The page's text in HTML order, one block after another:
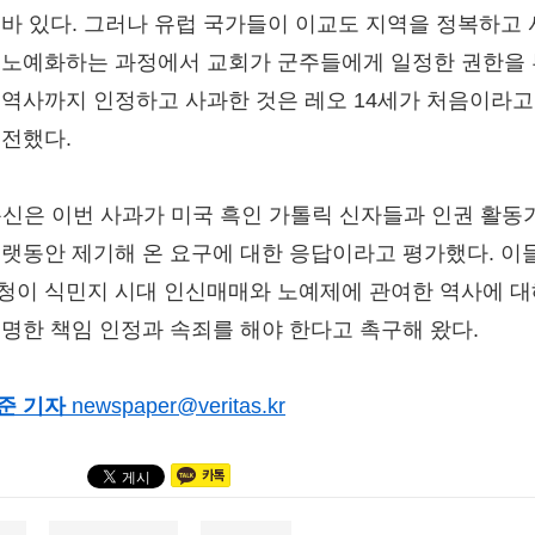
있다. 그러나 유럽 국가들이 이교도 지역을 정복하고
예화하는 과정에서 교회가 군주들에게 일정한 권한을
사까지 인정하고 사과한 것은 레오 14세가 처음이라
했다.
은 이번 사과가 미국 흑인 가톨릭 신자들과 인권 활동
동안 제기해 온 요구에 대한 응답이라고 평가했다. 이
이 식민지 시대 인신매매와 노예제에 관여한 역사에
한 책임 인정과 속죄를 해야 한다고 촉구해 왔다.
기자 newspaper@veritas.kr